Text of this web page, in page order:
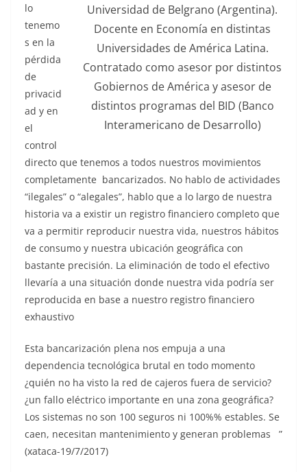
Universidad de Belgrano (Argentina).
Docente en Economía en distintas
Universidades de América Latina.
Contratado como asesor por distintos
Gobiernos de América y asesor de
distintos programas del BID (Banco
Interamericano de Desarrollo)
lo
tenemo
s en la
pérdida
de
privacid
ad y en
el
control
directo que tenemos a todos nuestros movimientos
completamente bancarizados. No hablo de actividades
“ilegales” o “alegales”, hablo que a lo largo de nuestra
historia va a existir un registro financiero completo que
va a permitir reproducir nuestra vida, nuestros hábitos
de consumo y nuestra ubicación geográfica con
bastante precisión. La eliminación de todo el efectivo
llevaría a una situación donde nuestra vida podría ser
reproducida en base a nuestro registro financiero
exhaustivo
Esta bancarización plena nos empuja a una
dependencia tecnológica brutal en todo momento
¿quién no ha visto la red de cajeros fuera de servicio?
¿un fallo eléctrico importante en una zona geográfica?
Los sistemas no son 100 seguros ni 100%% estables. Se
caen, necesitan mantenimiento y generan problemas ”
(xataca-19/7/2017)